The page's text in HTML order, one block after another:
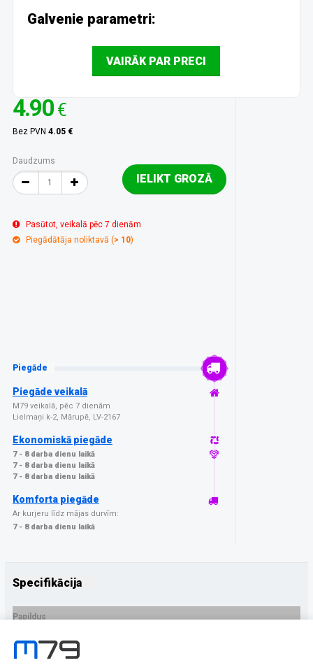
Galvenie parametri:
VAIRĀK PAR PRECI
4.90 €
Bez PVN 4.05 €
Daudzums
IELIKT GROZĀ
Pasūtot, veikalā pēc 7 dienām
Piegādātāja noliktavā (> 10)
Piegāde
Piegāde veikalā
M79 veikalā, pēc 7 dienām
Lielmaņi k-2, Mārupē, LV-2167
Ekonomiskā piegāde
7 - 8 darba dienu laikā
7 - 8 darba dienu laikā
7 - 8 darba dienu laikā
Komforta piegāde
Ar kurjeru līdz mājas durvīm:
7 - 8 darba dienu laikā
Specifikācija
Papildus
Ražotājs